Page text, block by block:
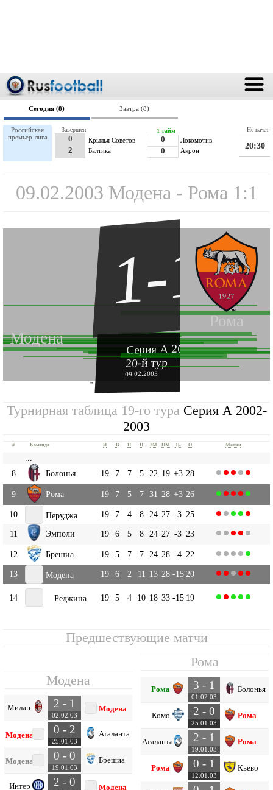
Сегодня (8) Завтра (8)
Российская
премьер-лига
Крылья Советов
0
2
Балтика
Завершен
Локомотив
0
0
Акрон
1 тайм
20:30
Не начат
09.02.2003 Модена - Рома 1:1
Модена
Рома
1-1
Серия А 2002-2003
20-й тур
09.02.2003
''
Турнирная таблица 19-го тура Серия А 2002-
2003
# Команда И В Н П ЗМ ПМ +|- О Матчи
8
Болонья 19 7 7 5 22 19 +3 28
9 Рома 19 7 5 7 31 28 +3 26
10 Перуджа 19 7 4 8 24 27 -3 25
11
Эмполи 19 6 5 8 24 27 -3 23
12 Брешиа 19 5 7 7 24 28 -4 22
13
Модена 19 6 2 11 13 28 -15 20
14 Реджина 19 5 4 10 18 33 -15 19
Предшествующие матчи
Модена
Милан 2 - 1
02.02.03
Модена
Модена 0 - 2
25.01.03
Аталанта
Модена 0 - 0
19.01.03
Брешиа
Интер 2 - 0 Модена
Рома
Рома 3 - 1
01.02.03
Болонья
Комо 2 - 0
25.01.03
Рома
Аталанта 2 - 1
19.01.03
Рома
Рома 0 - 1
12.01.03
Кьево